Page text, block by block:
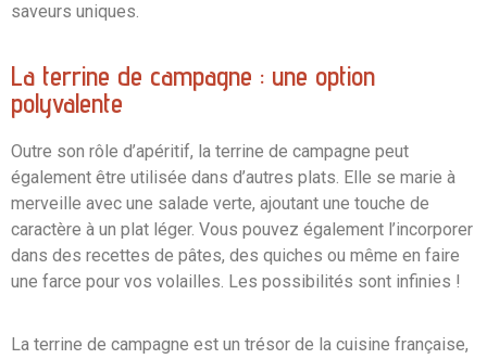
saveurs uniques.
La terrine de campagne : une option
polyvalente
Outre son rôle d’apéritif, la terrine de campagne peut
également être utilisée dans d’autres plats. Elle se marie à
merveille avec une salade verte, ajoutant une touche de
caractère à un plat léger. Vous pouvez également l’incorporer
dans des recettes de pâtes, des quiches ou même en faire
une farce pour vos volailles. Les possibilités sont infinies !
La terrine de campagne est un trésor de la cuisine française,